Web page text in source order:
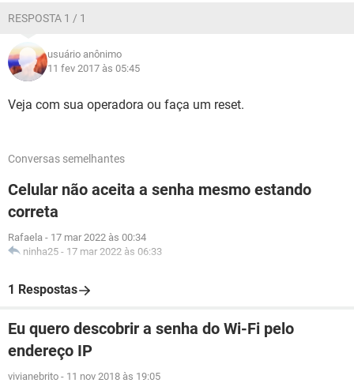
RESPOSTA 1 / 1
usuário anônimo
11 fev 2017 às 05:45
Veja com sua operadora ou faça um reset.
Conversas semelhantes
Celular não aceita a senha mesmo estando
correta
Rafaela - 17 mar 2022 às 00:34
ninha25 - 17 mar 2022 às 06:33
1 Respostas
Eu quero descobrir a senha do Wi-Fi pelo
endereço IP
vivianebrito - 11 nov 2018 às 19:05